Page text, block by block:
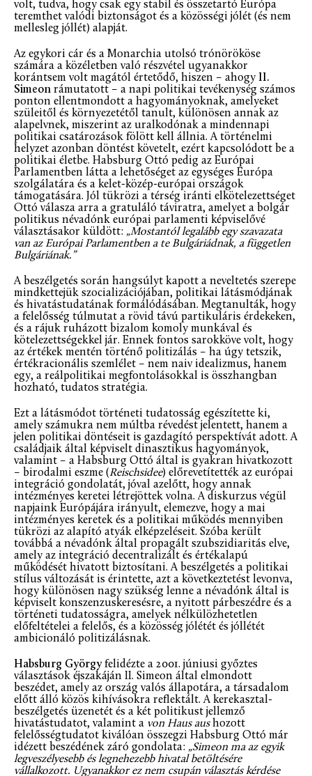
volt, tudva, hogy csak egy stabil és összetartó Európa
teremthet valódi biztonságot és a közösségi jólét (és nem
mellesleg jóllét) alapját.
Az egykori cár és a Monarchia utolsó trónörököse
számára a közéletben való részvétel ugyanakkor
korántsem volt magától értetődő, hiszen – ahogy II.
Simeon rámutatott – a napi politikai tevékenység számos
ponton ellentmondott a hagyományoknak, amelyeket
szüleitől és környezetétől tanult, különösen annak az
alapelvnek, miszerint az uralkodónak a mindennapi
politikai csatározások fölött kell állnia. A történelmi
helyzet azonban döntést követelt, ezért kapcsolódott be a
politikai életbe. Habsburg Ottó pedig az Európai
Parlamentben látta a lehetőséget az egységes Európa
szolgálatára és a kelet-közép-európai országok
támogatására. Jól tükrözi a térség iránti elkötelezettséget
Ottó válasza arra a gratuláló táviratra, amelyet a bolgár
politikus névadónk európai parlamenti képviselővé
választásakor küldött: „Mostantól legalább egy szavazata
van az Európai Parlamentben a te Bulgáriádnak, a független
Bulgáriának.”
A beszélgetés során hangsúlyt kapott a neveltetés szerepe
mindkettejük szocializációjában, politikai látásmódjának
és hivatástudatának formálódásában. Megtanulták, hogy
a felelősség túlmutat a rövid távú partikuláris érdekeken,
és a rájuk ruházott bizalom komoly munkával és
kötelezettségekkel jár. Ennek fontos sarokköve volt, hogy
az értékek mentén történő politizálás – ha úgy tetszik,
értékracionális szemlélet – nem naiv idealizmus, hanem
egy, a reálpolitikai megfontolásokkal is összhangban
hozható, tudatos stratégia.
Ezt a látásmódot történeti tudatosság egészítette ki,
amely számukra nem múltba révedést jelentett, hanem a
jelen politikai döntéseit is gazdagító perspektívát adott. A
családjaik által képviselt dinasztikus hagyományok,
valamint – a Habsburg Ottó által is gyakran hivatkozott
– birodalmi eszme (Reischsidee) előrevetítették az európai
integráció gondolatát, jóval azelőtt, hogy annak
intézményes keretei létrejöttek volna. A diskurzus végül
napjaink Európájára irányult, elemezve, hogy a mai
intézményes keretek és a politikai működés mennyiben
tükrözi az alapító atyák elképzeléseit. Szóba került
továbbá a névadónk által propagált szubszidiaritás elve,
amely az integráció decentralizált és értékalapú
működését hivatott biztosítani. A beszélgetés a politikai
stílus változását is érintette, azt a következtetést levonva,
hogy különösen nagy szükség lenne a névadónk által is
képviselt konszenzuskeresésre, a nyitott párbeszédre és a
történeti tudatosságra, amelyek nélkülözhetetlen
előfeltételei a felelős, és a közösség jólétét és jóllétét
ambicionáló politizálásnak.
Habsburg Györgyfelidézte a 2001. júniusi győztes
választások éjszakáján II. Simeon által elmondott
beszédet, amely az ország valós állapotára, a társadalom
előtt álló közös kihívásokra reflektált. A kerekasztal-
beszélgetés üzenetét és a két politikust jellemző
hivatástudatot, valamint a von Haus aushozott
felelősségtudatot kiválóan összegzi Habsburg Ottó már
idézett beszédének záró gondolata: „Simeon ma az egyik
legveszélyesebb és legnehezebb hivatal betöltésére
vállalkozott. Ugyanakkor ez nem csupán választás kérdése